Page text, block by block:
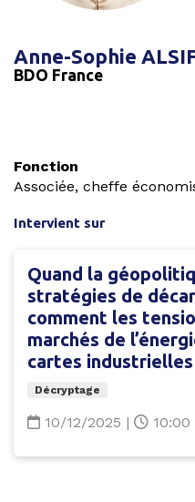
Anne-Sophie
BDO France
Fonction
Associée, cheffe
Intervient sur
Quand la
stratégies de
comment les
marchés de
cartes industrielles
Décryptage
10/12/2025 | 10:00